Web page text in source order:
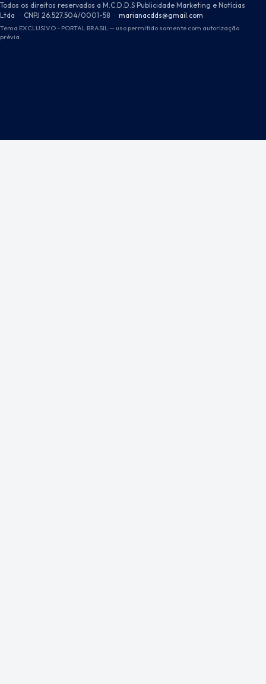
Todos os direitos reservados a M.C.D.D.S Publicidade Marketing e Notícias
Ltda · CNPJ 26.527.504/0001-58 · marianacdds@gmail.com
Tema EXCLUSIVO - PORTAL BRASIL — uso permitido somente com autorização
prévia.